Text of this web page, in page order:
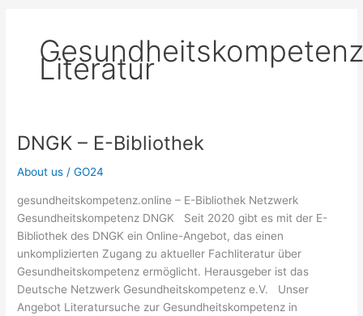
Literatur
DNGK – E-Bibliothek
About us /GO24
gesundheitskompetenz.online – E-Bibliothek Netzwerk
Gesundheitskompetenz DNGK Seit 2020 gibt es mit der E-
Bibliothek des DNGK ein Online-Angebot, das einen
unkomplizierten Zugang zu aktueller Fachliteratur über
Gesundheitskompetenz ermöglicht. Herausgeber ist das
Deutsche Netzwerk Gesundheitskompetenz e.V. Unser
Angebot Literatursuche zur Gesundheitskompetenz in